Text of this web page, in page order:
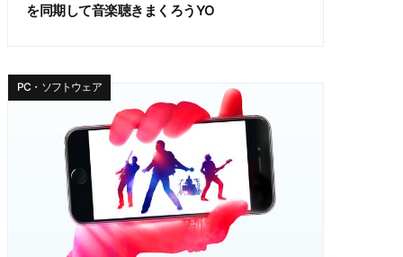
を同期して音楽聴きまくろうYO
PC・ソフトウェア